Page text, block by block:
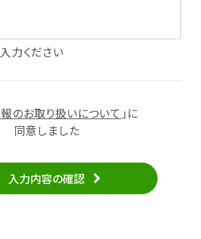
ミ情報、写真の本サービスへの
、お知らせ、広告等の配信
らのお問い合わせへの対応
返答
品質改善
力ください
のお取り扱いについて 」に
同意しました
入力内容の確認